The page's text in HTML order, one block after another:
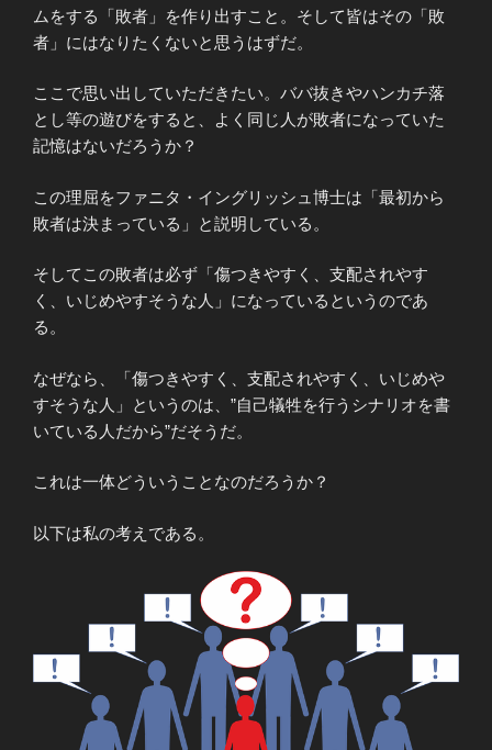
ムをする「敗者」を作り出すこと。そして皆はその「敗
者」にはなりたくないと思うはずだ。
ここで思い出していただきたい。ババ抜きやハンカチ落
とし等の遊びをすると、よく同じ人が敗者になっていた
記憶はないだろうか？
この理屈をファニタ・イングリッシュ博士は「最初から
敗者は決まっている」と説明している。
そしてこの敗者は必ず「傷つきやすく、支配されやす
く、いじめやすそうな人」になっているというのであ
る。
なぜなら、「傷つきやすく、支配されやすく、いじめや
すそうな人」というのは、”自己犠牲を行うシナリオを書
いている人だから”だそうだ。
これは一体どういうことなのだろうか？
以下は私の考えである。